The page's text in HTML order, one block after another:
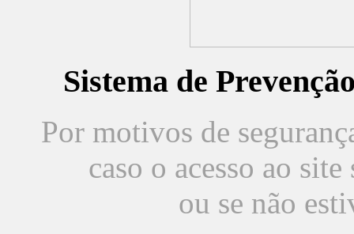
Sistema de
Por motivos de
caso o acesso ao
ou se não